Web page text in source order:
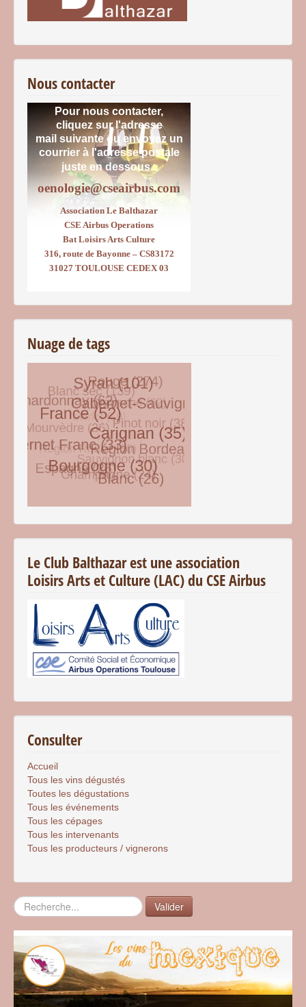
Nous contacter
Pour nous contacter,
cliquez sur l'adresse
mail suivante ou envoyez un
courrierà l'adresse postale
juste en dessous :
oenologie@cseairbus.com
Association Le Balthazar
CSE Airbus Operations
Bat Loisirs Arts Culture
316, route de Bayonne – CS83172
31027 TOULOUSE CEDEX 03
Nuage de tags
Le Club Balthazar est une association
Loisirs Arts et Culture (LAC) du CSE Airbus
Consulter
Accueil
Tous les vins dégustés
Toutes les dégustations
Tous les événements
Tous les cépages
Tous les intervenants
Tous les producteurs / vignerons
Rechercher Valider